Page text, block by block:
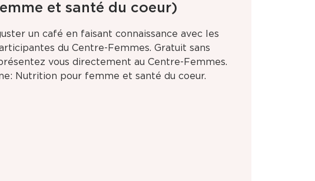
et santé du coeur)
un café en faisant connaissance avec les
du Centre-Femmes. Gratuit sans
vous directement au Centre-Femmes.
Nutrition pour femme et santé du coeur.